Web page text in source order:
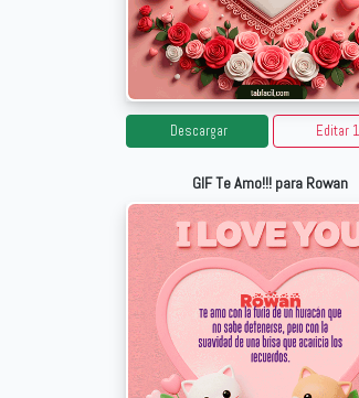
Descargar Editar
GIF Te Amo!!! para Rowan